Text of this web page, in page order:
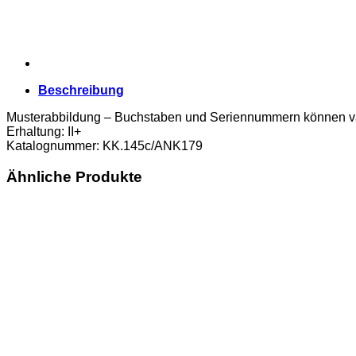
Erh.
Menge
Beschreibung
Musterabbildung – Buchstaben und Seriennummern können
Erhaltung: II+
Katalognummer: KK.145c/ANK179
Ähnliche Produkte